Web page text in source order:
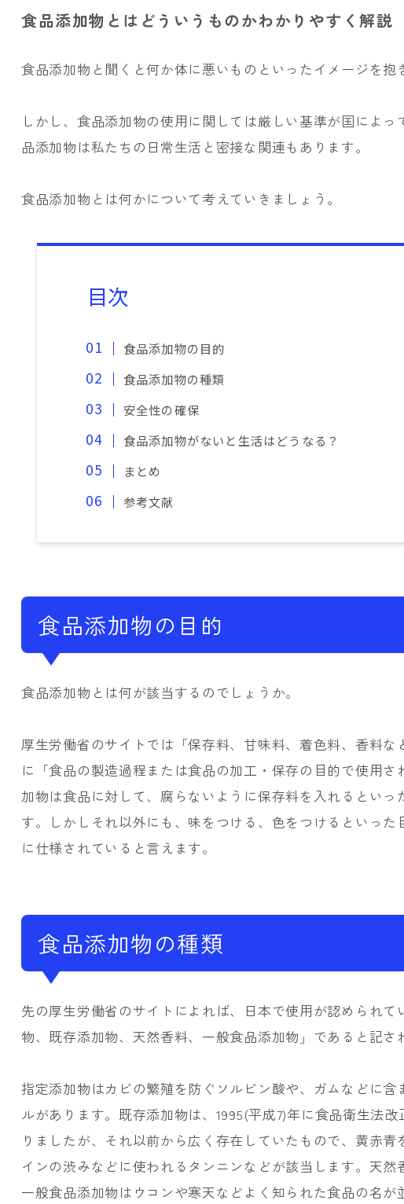
食品添加物とはどういうものかわかりやすく解説
食品添加物と聞くと何か体に悪いものといったイメージを抱
しかし、食品添加物の使用に関しては厳しい基準が国によ
品添加物は私たちの日常生活と密接な関連もあります。
食品添加物とは何かについて考えていきましょう。
目次
食品添加物の目的
食品添加物の種類
安全性の確保
食品添加物がないと生活はどうなる？
まとめ
参考文献
食品添加物の目的
食品添加物とは何が該当するのでしょうか。
厚生労働省のサイトでは「保存料、甘味料、着色料、香料な
に「食品の製造過程または食品の加工・保存の目的で使用
加物は食品に対して、腐らないように保存料を入れるといっ
す。しかしそれ以外にも、味をつける、色をつけるといっ
に仕様されていると言えます。
食品添加物の種類
先の厚生労働省のサイトによれば、日本で使用が認められて
物、既存添加物、天然香料、一般食品添加物」であると記さ
指定添加物はカビの繁殖を防ぐソルビン酸や、ガムなどに
ルがあります。既存添加物は、1995(平成7)年に食品衛生法
りましたが、それ以前から広く存在していたもので、黄赤
インの渋みなどに使われるタンニンなどが該当します。天然
一般食品添加物はウコンや寒天などよく知られた食品の名が